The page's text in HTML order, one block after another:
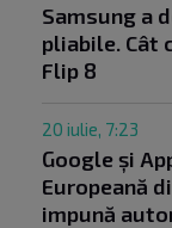
Samsung a
pliabile. Cât
Flip 8
20 iulie, 7:23
Google și
Europeană
impună